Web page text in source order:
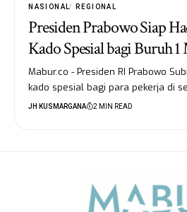
NASIONAL REGIONAL
Presiden Prabowo Siap
Kado Spesial bagi Buruh
Mabur.co - Presiden RI Prabowo
kado spesial bagi para pekerja di
JH KUSMARGANA 2 MIN READ